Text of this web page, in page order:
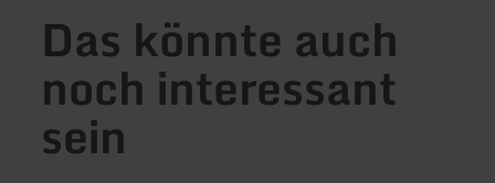
Das könnte auch
noch interessant
sein